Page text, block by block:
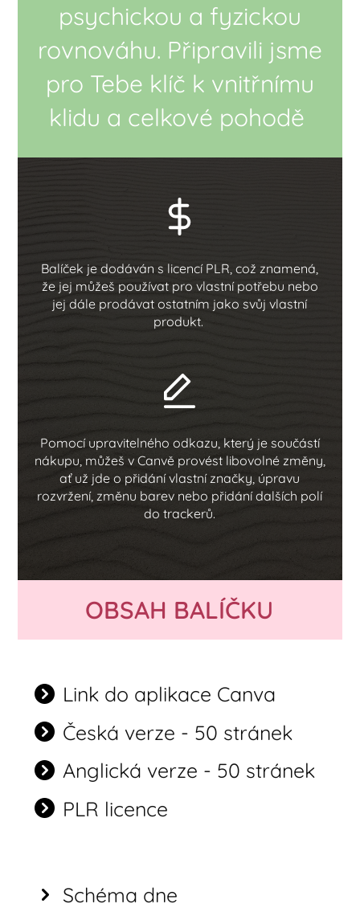
psychickou a fyzickou
rovnováhu. Připravili jsme
pro Tebe klíč k vnitřnímu
klidu a celkové pohodě
Balíček je dodáván s licencí PLR, což znamená,
že jej můžeš používat pro vlastní potřebu nebo
jej dále prodávat ostatním jako svůj vlastní
produkt.
Pomocí upravitelného odkazu, který je součástí
nákupu, můžeš v Canvě provést libovolné změny,
ať už jde o přidání vlastní značky, úpravu
rozvržení, změnu barev nebo přidání dalších polí
do trackerů.
OBSAH BALÍČKU
Link do aplikace Canva
Česká verze - 50 stránek
Anglická verze - 50 stránek
PLR licence
Schéma dne